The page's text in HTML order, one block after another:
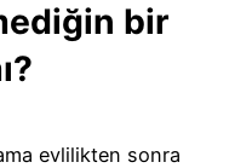
bir
evlilikten sonra